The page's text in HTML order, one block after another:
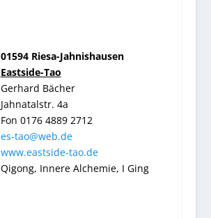
01594 Riesa-Jahnishausen
Eastside-Tao
Gerhard Bächer
Jahnatalstr. 4a
Fon 0176 4889 2712
es-tao@web.de
www.eastside-tao.de
Qigong, Innere Alchemie, I Ging